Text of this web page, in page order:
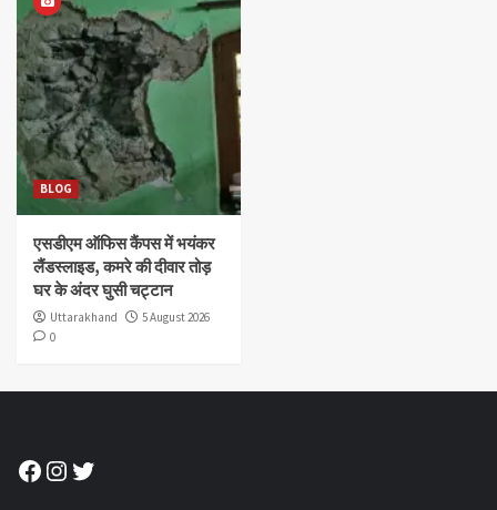
BLOG
एसडीएम ऑफिस कैंपस में भयंकर
लैंडस्लाइड, कमरे की दीवार तोड़
घर के अंदर घुसी चट्टान
Uttarakhand
5 August 2026
0
Facebook
Instagram
Twitter